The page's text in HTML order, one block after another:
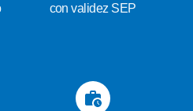
con validez SEP